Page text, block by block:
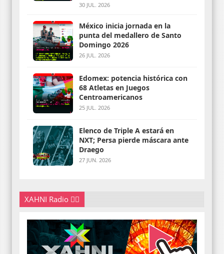
30 JUL. 2026
México inicia jornada en la
punta del medallero de Santo
Domingo 2026
26 JUL. 2026
Edomex: potencia histórica con
68 Atletas en Juegos
Centroamericanos
25 JUL. 2026
Elenco de Triple A estará en
NXT; Persa pierde máscara ante
Draego
27 JUN. 2026
XAHNI Radio 👇🏽